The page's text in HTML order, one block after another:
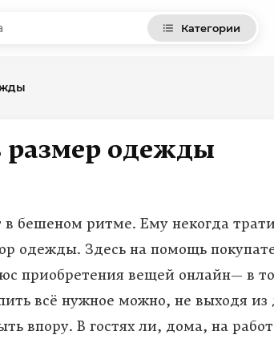
Категории
размер одежды
бешеном ритме. Ему некогда
одежды. Здесь на помощь
приобретения вещей онлайн— в
всё нужное можно, не выходя
впору. В гостях ли, дома, на